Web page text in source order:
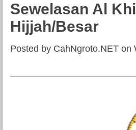
Sewelasan Al
Hijjah/Besar
Posted by CahNgroto.NET on